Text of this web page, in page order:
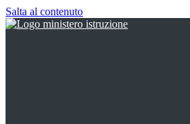
Salta al contenuto